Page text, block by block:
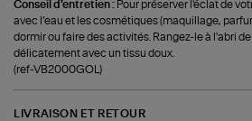
Conseil d'entretien : Pour préserver l'éclat de
avec l’eau et les cosmétiques (maquillage,
dormir ou faire des activités. Rangez-le à l'abri
délicatement avec un tissu doux.
(ref-VB2000GOL)
LIVRAISON ET RETOUR